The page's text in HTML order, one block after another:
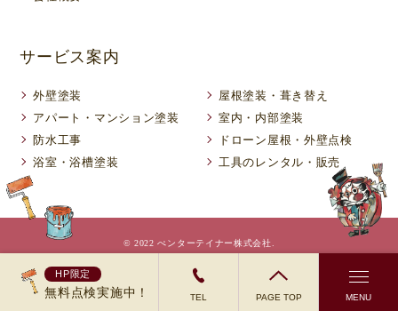
HP限定
無料点検実施中！ TEL PAGE TOP MENU
サービス案内
外壁塗装
アパート・マンション塗装
防水工事
浴室・浴槽塗装
屋根塗装・葺き替え
室内・内部塗装
ドローン屋根・外壁点検
工具のレンタル・販売
© 2022 ぺンターテイナー株式会社.